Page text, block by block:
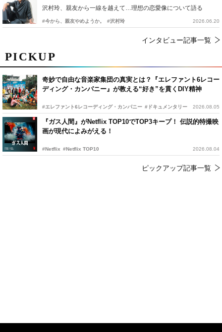
PICKUP
奇妙で自由な音楽家集団の真実とは？『エレファント6レコー
ディング・カンパニー』が教える“好き”を貫くDIY精神
#エレファント6レコーディング・カンパニー #ドキュメンタリー 2026.08.05
『ガス人間』がNetflix TOP10でTOP3キープ！ 伝説的特撮映
画が現代によみがえる！
#Netflix #Netflix TOP10 2026.08.04
ピックアップ記事一覧
沢村玲、親友から一線を越えて…理想の恋愛像について語る
#今から、親友やめようか。 #沢村玲 2026.06.20
インタビュー記事一覧